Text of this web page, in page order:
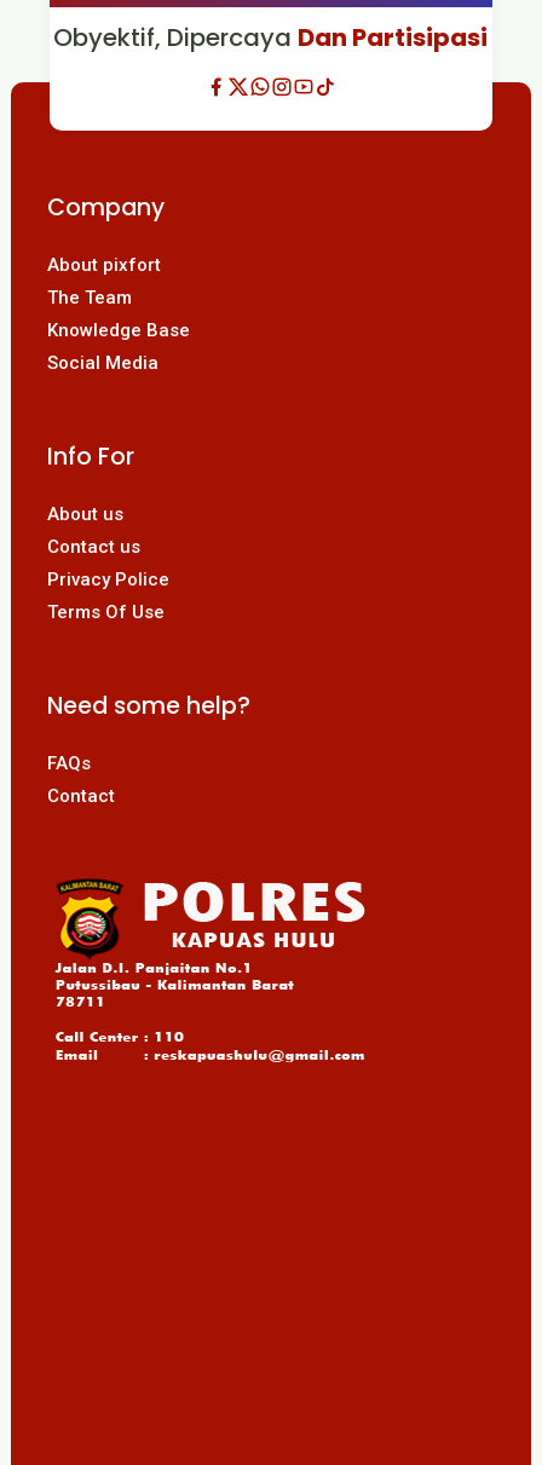
Obyektif, Dipercaya Dan Partisipasi
Company
About pixfort
The Team
Knowledge Base
Social Media
Info For
About us
Contact us
Privacy Police
Terms Of Use
Need some help?
FAQs
Contact